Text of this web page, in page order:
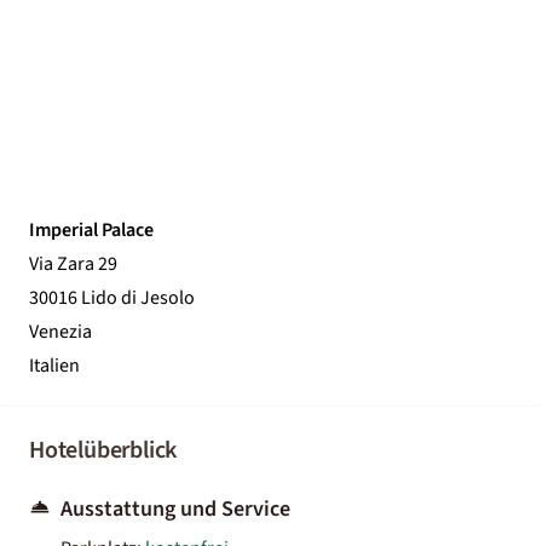
Imperial Palace
Via Zara 29
30016 Lido di Jesolo
Venezia
Italien
Hotelüberblick
Ausstattung und Service